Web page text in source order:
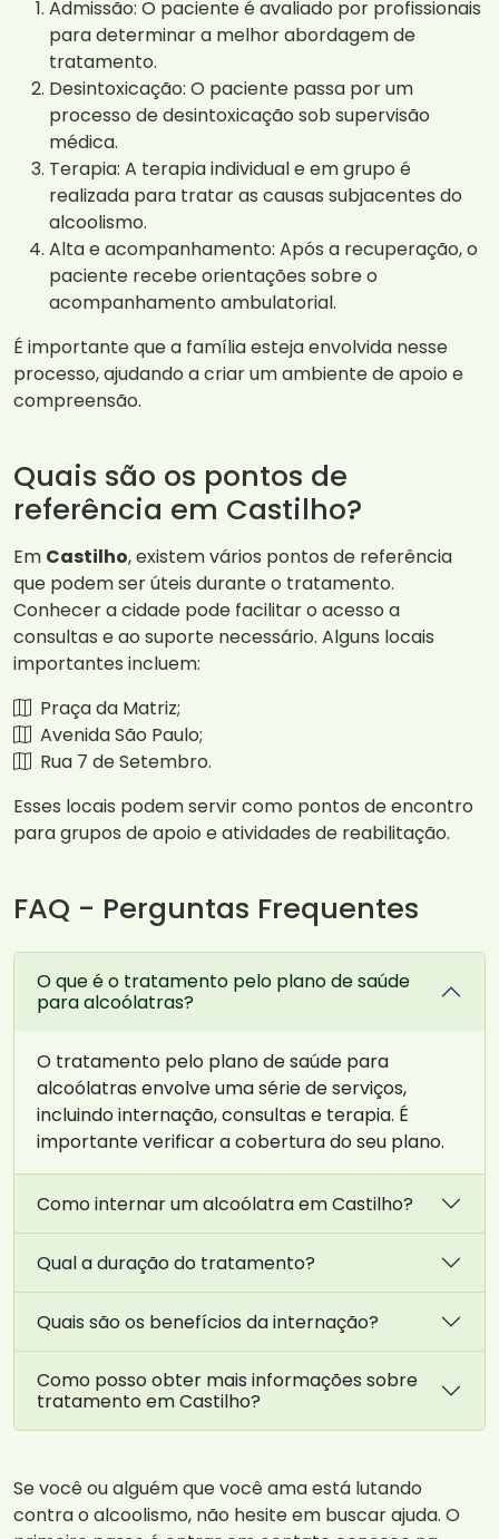
Admissão: O paciente é avaliado por profissionais
para determinar a melhor abordagem de
tratamento.
Desintoxicação: O paciente passa por um
processo de desintoxicação sob supervisão
médica.
Terapia: A terapia individual e em grupo é
realizada para tratar as causas subjacentes do
alcoolismo.
Alta e acompanhamento: Após a recuperação, o
paciente recebe orientações sobre o
acompanhamento ambulatorial.
É importante que a família esteja envolvida nesse
processo, ajudando a criar um ambiente de apoio e
compreensão.
Quais são os pontos de
referência em Castilho?
Em Castilho, existem vários pontos de referência
que podem ser úteis durante o tratamento.
Conhecer a cidade pode facilitar o acesso a
consultas e ao suporte necessário. Alguns locais
importantes incluem:
Praça da Matriz;
Avenida São Paulo;
Rua 7 de Setembro.
Esses locais podem servir como pontos de encontro
para grupos de apoio e atividades de reabilitação.
FAQ - Perguntas Frequentes
O que é o tratamento pelo plano de saúde
para alcoólatras?
O tratamento pelo plano de saúde para
alcoólatras envolve uma série de serviços,
incluindo internação, consultas e terapia. É
importante verificar a cobertura do seu plano.
Como internar um alcoólatra em Castilho?
Qual a duração do tratamento?
Quais são os benefícios da internação?
Como posso obter mais informações sobre
tratamento em Castilho?
Se você ou alguém que você ama está lutando
contra o alcoolismo, não hesite em buscar ajuda. O